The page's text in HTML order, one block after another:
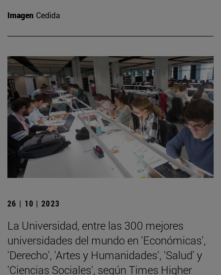
Imagen Cedida
26 | 10 | 2023
La Universidad, entre las 300 mejores
universidades del mundo en 'Económicas',
'Derecho', 'Artes y Humanidades', 'Salud' y
'Ciencias Sociales', según Times Higher